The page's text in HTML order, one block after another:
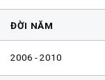
ĐỜI NĂM
2006 - 2010